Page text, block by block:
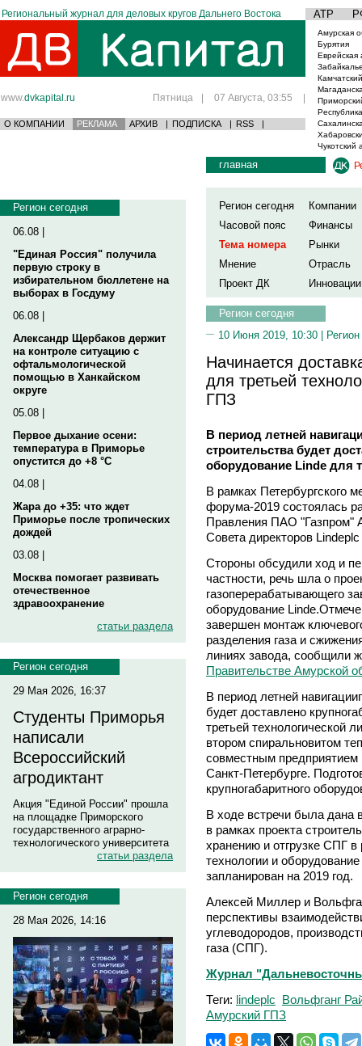
Региональный журнал для деловых кругов Дальнего Востока АТР
www.dvkapital.ru Пятница | 07 Августа, 03:55 |
О КОМПАНИИ РЕКЛАМА АРХИВ | ПОДПИСКА | RSS |
Амурская
Бурятия
Еврейская
Чукотский
Регион сегодня
06.08 |
"Единая Россия" получила
первую строку в
избирательном бюллетене на
выборах в Госдуму
06.08 |
Александр Щербаков держит
на контроле ситуацию с
офтальмологической
помощью в Ханкайском
округе
05.08 |
Первое дыхание осени:
температура в Приморье
опустится до +8 °C
04.08 |
Жара до +35: что ждет
Приморье после тропических
дождей
03.08 |
Москва помогает развивать
отечественное
здравоохранение
статьи раздела
Регион сегодня
29 Мая 2026, 16:37
Студенты Приморья
написали
Всероссийский
агродиктант
Акция "Единой России" прошла
на площадке Приморского
государственного аграрно-
технологического университета
статьи раздела
Регион сегодня
28 Мая 2026, 14:16
главная
Регион сегодня
Компании
Часовой пояс
Финансы
Тема номера
Рынки
Мнение
Отрасль
Проект ДК
Инновации
Регион сегодня
10 Июня 2019, 10:30 |
Начинается
для третьей
ГПЗ
В период летней
строительства будет
оборудование Linde для
В рамках Петербургского
форума-2019 состоялась
Правления ПАО "Газпром"
Совета директоров
Стороны обсудили ход и
частности, речь шла о
газоперерабатывающего
оборудование
завершен монтаж
разделения газа и
линиях завода, сообщили
Правительстве Амурской
В период летней
будет доставлено
третьей технологической
втором спиральновитом
совместным
Санкт-Петербурге.
крупногабаритного
В ходе встречи была дана
в рамках проекта
хранению и отгрузке СПГ
технологии и
запланирован на 2019 год.
Алексей Миллер и
перспективы
углеводородов,
газа (СПГ).
Журнал
Теги: lindeplc Вольфганг
Амурский ГПЗ